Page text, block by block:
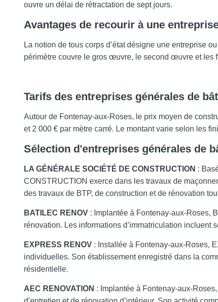
ouvre un délai de rétractation de sept jours.
Avantages de recourir à une
La notion de tous corps d’état désigne une entreprise
périmètre couvre le gros œuvre, le second œuvre et les
Tarifs des entreprises générales de
Autour de Fontenay-aux-Roses, le prix moyen de
et 2 000 € par mètre carré. Le montant varie selon les
Sélection d'entreprises générales de
LA GÉNÉRALE SOCIÉTÉ DE CONSTRUCTION :
CONSTRUCTION exerce dans les travaux de
des travaux de BTP, de construction et de rénovation
BATILEC RENOV : Implantée à Fontenay-aux-Roses,
rénovation. Les informations d’immatriculation incluent
EXPRESS RENOV : Installée à Fontenay-aux-Roses,
individuelles. Son établissement enregistré dans la
résidentielle.
AEC RENOVATION : Implantée à Fontenay-aux-